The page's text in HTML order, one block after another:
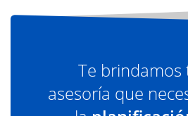
Te brindamos
asesoría que